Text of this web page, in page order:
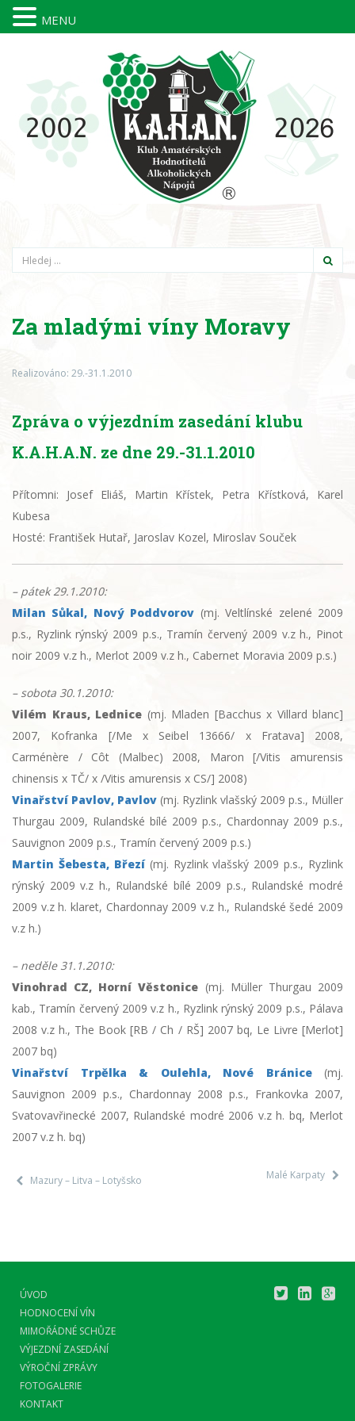
Hledání
Za mladými víny Moravy
Realizováno: 29.-31.1.2010
Zpráva o výjezdním zasedání klubu
K.A.H.A.N. ze dne 29.-31.1.2010
Přítomni: Josef Eliáš, Martin Křístek, Petra Křístková, Karel
Kubesa
Hosté: František Hutař, Jaroslav Kozel, Miroslav Souček
– pátek 29.1.2010:
Milan Sůkal, Nový Poddvorov (mj. Veltlínské zelené 2009
p.s., Ryzlink rýnský 2009 p.s., Tramín červený 2009 v.z h., Pinot
noir 2009 v.z h., Merlot 2009 v.z h., Cabernet Moravia 2009 p.s.)
– sobota 30.1.2010:
Vilém Kraus, Lednice (mj. Mladen [Bacchus x Villard blanc]
2007, Kofranka [/Me x Seibel 13666/ x Fratava] 2008,
Carménère / Côt (Malbec) 2008, Maron [/Vitis amurensis
chinensis x TČ/ x /Vitis amurensis x CS/] 2008)
Vinařství Pavlov, Pavlov (mj. Ryzlink vlašský 2009 p.s., Müller
Thurgau 2009, Rulandské bílé 2009 p.s., Chardonnay 2009 p.s.,
Sauvignon 2009 p.s., Tramín červený 2009 p.s.)
Martin Šebesta, Březí(mj. Ryzlink vlašský 2009 p.s., Ryzlink
rýnský 2009 v.z h., Rulandské bílé 2009 p.s., Rulandské modré
2009 v.z h. klaret, Chardonnay 2009 v.z h., Rulandské šedé 2009
v.z h.)
– neděle 31.1.2010:
Vinohrad CZ, Horní Věstonice (mj. Müller Thurgau 2009
kab., Tramín červený 2009 v.z h., Ryzlink rýnský 2009 p.s., Pálava
2008 v.z h., The Book [RB / Ch / RŠ] 2007 bq, Le Livre [Merlot]
2007 bq)
Vinařství Trpělka & Oulehla, Nové Bránice(mj.
Sauvignon 2009 p.s., Chardonnay 2008 p.s., Frankovka 2007,
Svatovavřinecké 2007, Rulandské modré 2006 v.z h. bq, Merlot
2007 v.z h. bq)
Mazury – Litva – Lotyšsko Malé Karpaty
ÚVOD
HODNOCENÍ VÍN
MIMOŘÁDNÉ SCHŮZE
VÝJEZDNÍ ZASEDÁNÍ
VÝROČNÍ ZPRÁVY
FOTOGALERIE
KONTAKT
MENU